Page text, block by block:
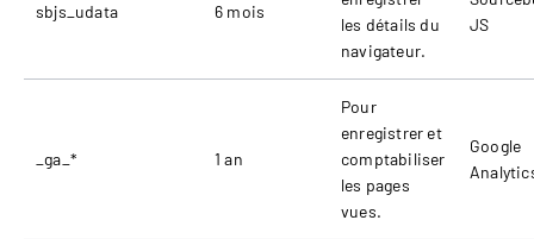
sbjs_udata 6 mois
les détails du
navigateur.
JS
_ga_* 1 an
Pour
enregistrer et
comptabiliser
les pages
vues.
Google